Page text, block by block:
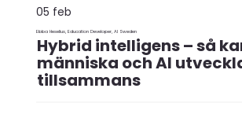
05 feb
Ebba Heselius, Education Developer, AI Sweden
Hybrid intelligens – så
människa och AI
tillsammans